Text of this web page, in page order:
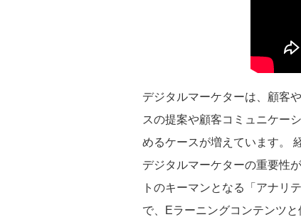
デジタルマーケターは、顧客
スの提案や顧客コミュニケー
めるケースが増えています。
デジタルマーケターの重要性
トのキーマンとなる「アナリ
で、Eラーニングコンテンツ